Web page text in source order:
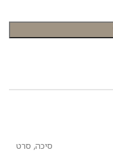
סיכה, סרט